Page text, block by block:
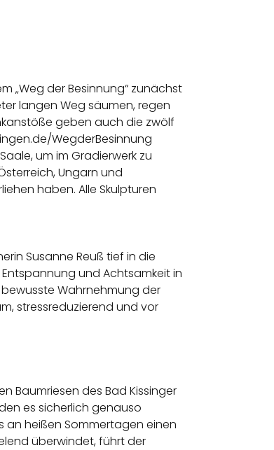
„Weg der Besinnung“ zunächst
langen Weg säumen, regen
geben auch die zwölf
WegderBesinnung
um im Gradierwerk zu
Ungarn und
haben. Alle Skulpturen
Susanne Reuß tief in die
und Achtsamkeit in
Wahrnehmung der
stressreduzierend und vor
Baumriesen des Bad Kissinger
es sicherlich genauso
an heißen Sommertagen einen
überwindet, führt der